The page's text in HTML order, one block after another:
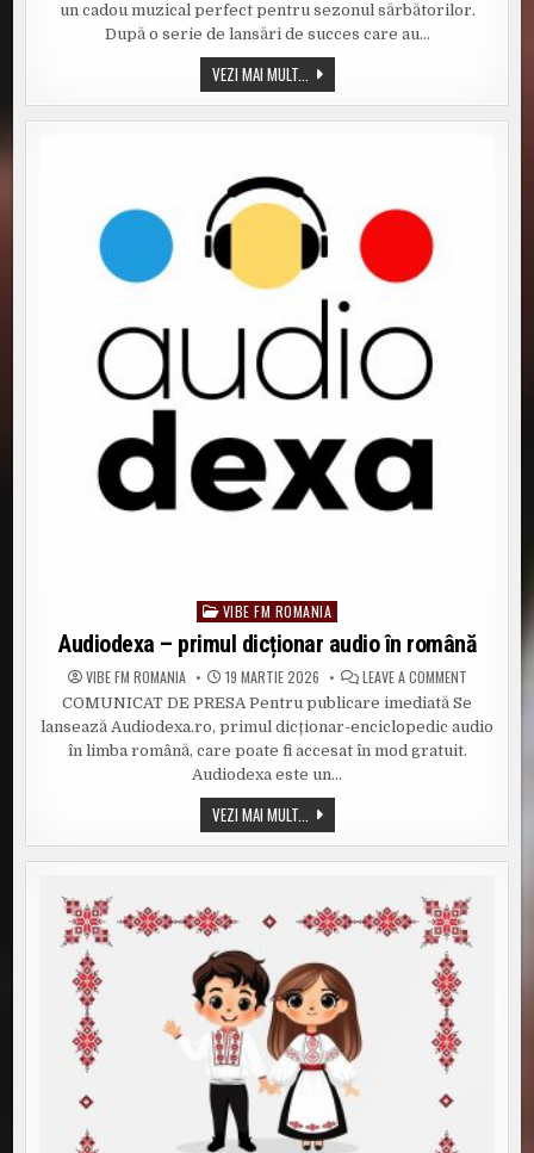
–
un cadou muzical perfect pentru sezonul sărbătorilor.
După o serie de lansări de succes care au…
VEZI MAI MULT... TAMIGA
&
2BAD
–
Posted
in
VIBE FM ROMANIA
Audiodexa – primul dicționar audio în română
VIBE FM ROMANIA 19 MARTIE 2026 LEAVE A COMMENTON
–
PRIMUL
DICȚIONAR
ÎN
COMUNICAT DE PRESA Pentru publicare imediată Se
lansează Audiodexa.ro, primul dicționar-enciclopedic audio
în limba română, care poate fi accesat în mod gratuit.
Audiodexa este un…
VEZI MAI MULT... AUDIODEXA
–
PRIMUL
DICȚIONAR
ROMÂNĂ